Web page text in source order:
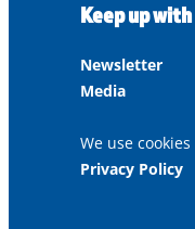
Keep up with
Newsletter
Media
We use cookies
Privacy Policy